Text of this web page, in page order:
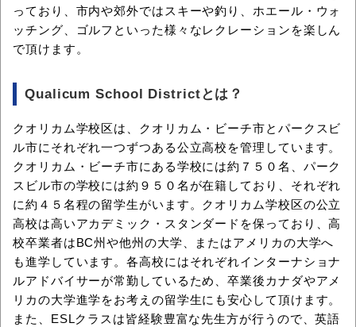
っており、市内や郊外ではスキーや釣り、ホエール・ウォ
ッチング、ゴルフといった様々なレクレーションを楽しん
で頂けます。
Qualicum School Districtとは？
クオリカム学校区は、クオリカム・ビーチ市とパークスビ
ル市にそれぞれ一つずつある公立高校を管理しています。
クオリカム・ビーチ市にある学校には約７５０名、パーク
スビル市の学校には約９５０名が在籍しており、それぞれ
に約４５名程の留学生がいます。クオリカム学校区の公立
高校は高いアカデミック・スタンダードを保っており、高
校卒業者はBC州や他州の大学、またはアメリカの大学へ
も進学しています。各高校にはそれぞれインターナショナ
ルアドバイサーが常勤しているため、卒業後カナダやアメ
リカの大学進学をお考えの留学生にも安心して頂けます。
また、ESLクラスは皆経験豊富な先生方が行うので、英語